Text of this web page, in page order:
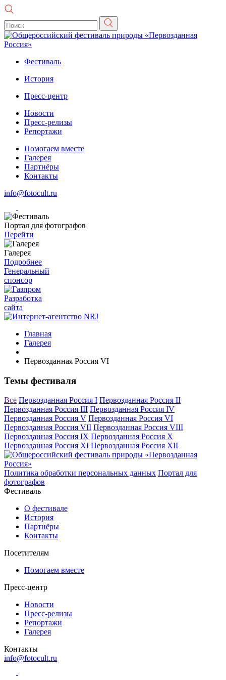
Фестиваль
История
Пресс-центр
Новости
Пресс-релизы
Репортажи
Помогаем вместе
Галерея
Партнёры
Контакты
info@fotocult.ru
Портал для фотографов
Перейти
Галерея
Подробнее
Генеральный
спонсор
Разработка
сайта
Главная
Галерея
Первозданная Россия VI
Темы фестиваля
Все Первозданная Россия I Первозданная Россия II
Первозданная Россия III Первозданная Россия IV
Первозданная Россия V Первозданная Россия VI
Первозданная Россия VII Первозданная Россия VIII
Первозданная Россия IX Первозданная Россия X
Первозданная Россия XI Первозданная Россия XII
Политика обработки персональных данных Портал для
фотографов
Фестиваль
О фестивале
История
Партнёры
Контакты
Посетителям
Помогаем вместе
Пресс-центр
Новости
Пресс-релизы
Репортажи
Галерея
Контакты
info@fotocult.ru